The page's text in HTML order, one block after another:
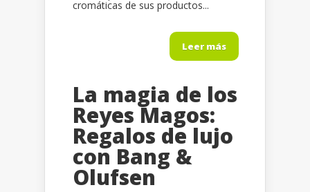
cromáticas de sus productos...
Leer más
La magia de los
Reyes Magos:
Regalos de lujo
con Bang &
Olufsen